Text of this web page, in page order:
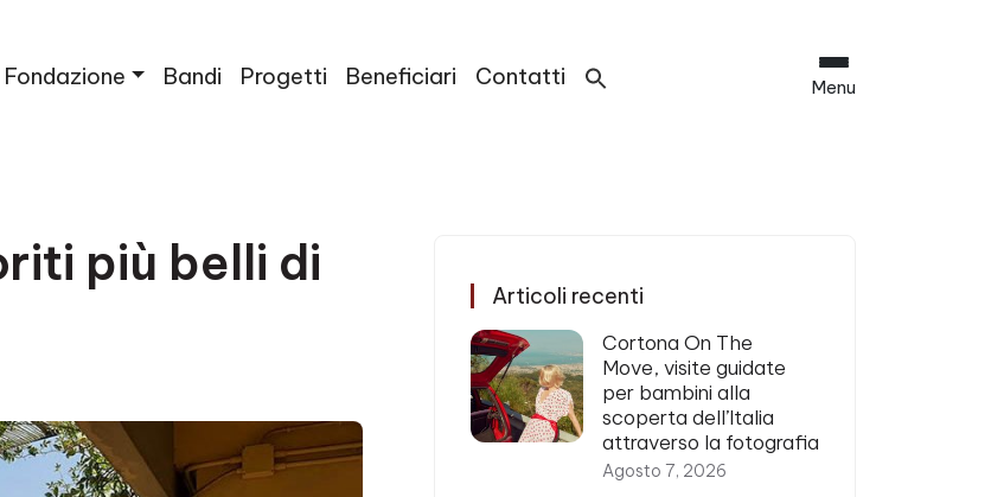
Fondazione Bandi Progetti Beneficiari Contatti Menu
più belli di
Articoli recenti
Cortona On The
Move, visite guidate
per bambini alla
scoperta dell’Italia
attraverso la fotografia
Agosto 7, 2026